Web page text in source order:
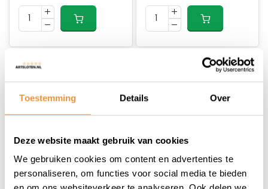
Toestemming Details Over
Deze website maakt gebruik van cookies
We gebruiken cookies om content en advertenties te
personaliseren, om functies voor social media te bieden
(0)
Kettingblad 40T
Shimano Alivio FC-
(0)
Kettingblad 40T
Shimano GRX FC-